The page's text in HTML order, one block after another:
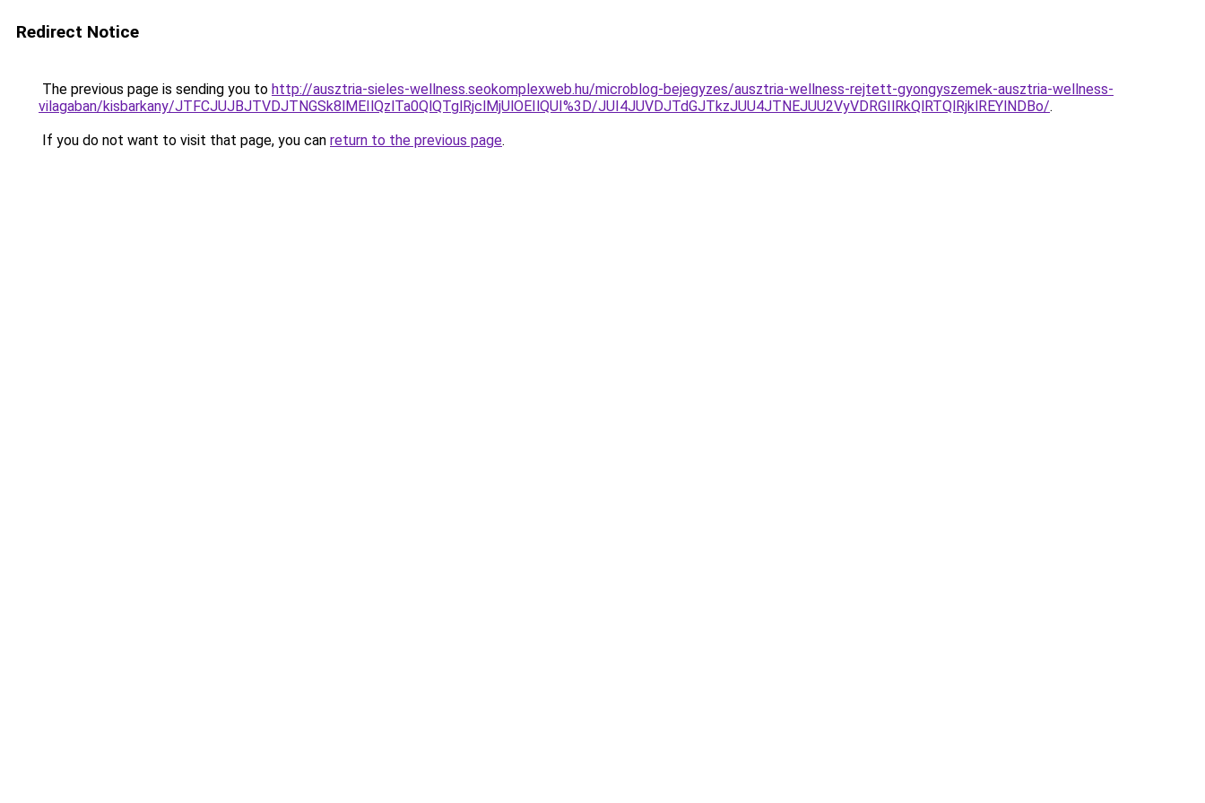
Redirect Notice
The previous page is sending you to http://ausztria-sieles-wellness.seokomplexweb.hu/microblog-bejegyzes/ausztria-wellness-rejtett-gyongyszemek-ausztria-wellness-
vilagaban/kisbarkany/JTFCJUJBJTVDJTNGSk8lMEIlQzlTa0QlQTglRjclMjUlOEIlQUI%3D/JUI4JUVDJTdGJTkzJUU4JTNEJUU2VyVDRGIlRkQlRTQlRjklREYlNDBo/.
If you do not want to visit that page, you can return to the previous page.